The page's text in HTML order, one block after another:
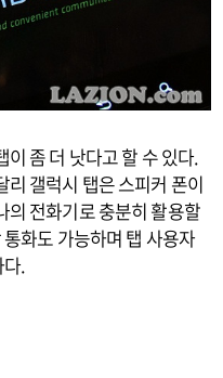
좀 더 낫다고 할 수 있다.
갤럭시 탭은 스피커 폰이
의 전화기로 충분히 활용할
화도 가능하며 탭 사용자
.